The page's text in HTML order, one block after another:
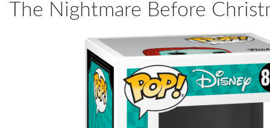
The Nightmare Before